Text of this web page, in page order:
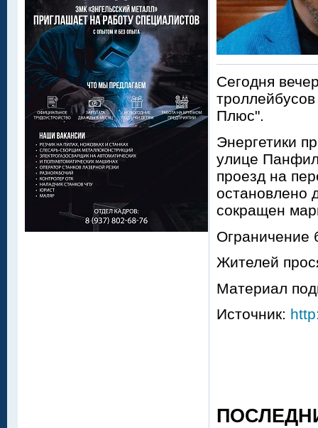
Сегодня
Плюс".
Энергетики
улице
проезд на
остановлено
сокращен
Ограничение
Жителей
Материал
Источник: